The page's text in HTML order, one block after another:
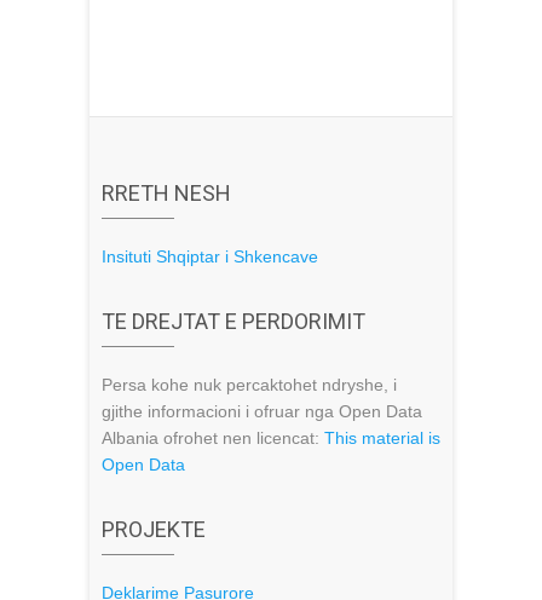
RRETH NESH
Insituti Shqiptar i Shkencave
TE DREJTAT E PERDORIMIT
Persa kohe nuk percaktohet ndryshe, i
gjithe informacioni i ofruar nga Open Data
Albania ofrohet nen licencat: This material is
Open Data
PROJEKTE
Deklarime Pasurore